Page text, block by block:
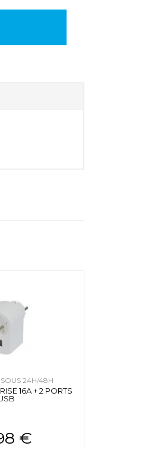
24H/48H
16A + 2 PORTS
€